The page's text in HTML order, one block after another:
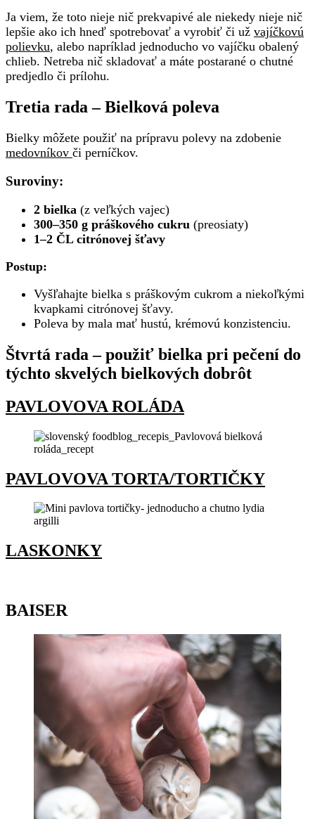
Ja viem, že toto nieje nič prekvapivé ale niekedy nieje nič
lepšie ako ich hneď spotrebovať a vyrobiť či už vajíčkovú
polievku, alebo napríklad jednoducho vo vajíčku obalený
chlieb. Netreba nič skladovať a máte postarané o chutné
predjedlo či prílohu.
Tretia rada – Bielková poleva
Bielky môžete použiť na prípravu polevy na zdobenie
medovníkov či perníčkov.
Suroviny:
2 bielka (z veľkých vajec)
300–350 g práškového cukru (preosiaty)
1–2 ČL citrónovej šťavy
Postup:
Vyšľahajte bielka s práškovým cukrom a niekoľkými
kvapkami citrónovej šťavy.
Poleva by mala mať hustú, krémovú konzistenciu.
Štvrtá rada – použiť bielka pri pečení do
týchto skvelých bielkových dobrôt
PAVLOVOVA ROLÁDA
PAVLOVOVA TORTA/TORTIČKY
LASKONKY
BAISER